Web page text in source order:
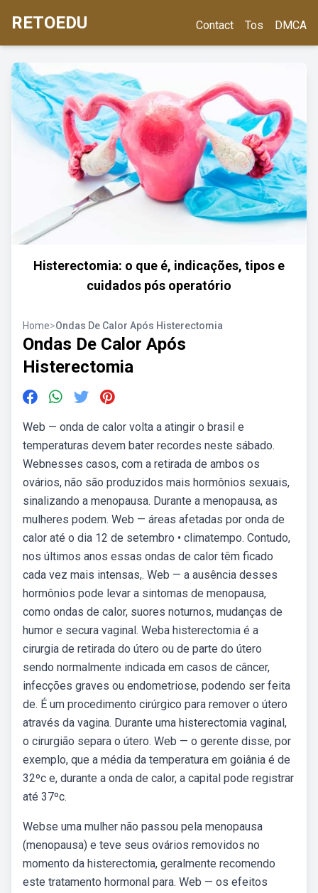
RETOEDU Contact Tos DMCA
Histerectomia: o que é, indicações, tipos e
cuidados pós operatório
Home>Ondas De Calor Após Histerectomia
Ondas De Calor Após
Histerectomia
Web — onda de calor volta a atingir o brasil e
temperaturas devem bater recordes neste sábado.
Webnesses casos, com a retirada de ambos os
ovários, não são produzidos mais hormônios sexuais,
sinalizando a menopausa. Durante a menopausa, as
mulheres podem. Web — áreas afetadas por onda de
calor até o dia 12 de setembro • climatempo. Contudo,
nos últimos anos essas ondas de calor têm ficado
cada vez mais intensas,. Web — a ausência desses
hormônios pode levar a sintomas de menopausa,
como ondas de calor, suores noturnos, mudanças de
humor e secura vaginal. Weba histerectomia é a
cirurgia de retirada do útero ou de parte do útero
sendo normalmente indicada em casos de câncer,
infecções graves ou endometriose, podendo ser feita
de. É um procedimento cirúrgico para remover o útero
através da vagina. Durante uma histerectomia vaginal,
o cirurgião separa o útero. Web — o gerente disse, por
exemplo, que a média da temperatura em goiânia é de
32ºc e, durante a onda de calor, a capital pode registrar
até 37ºc.
Webse uma mulher não passou pela menopausa
(menopausa) e teve seus ovários removidos no
momento da histerectomia, geralmente recomendo
este tratamento hormonal para. Web — os efeitos